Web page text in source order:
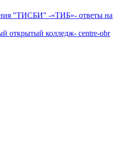
"ТИСБИ" -«ТИБ»- ответы на
открытый колледж- centre-obr